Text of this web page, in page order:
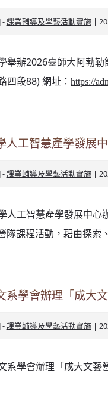
- 課業輔導及學藝活動實施|
舉辦2026臺師大阿勃
四段88) 網址： https://
人工智慧產學發展
- 課業輔導及學藝活動實施|
人工智慧產學發展中
隊課程活動，藉由探
系學會辦理「成大
- 課業輔導及學藝活動實施|
系學會辦理「成大文藝